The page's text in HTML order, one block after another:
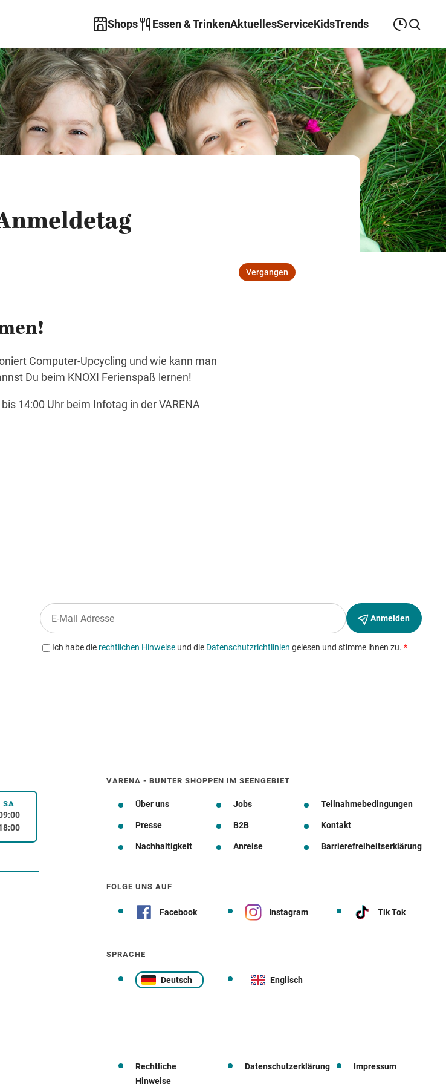
Shops Essen & TrinkenAktuellesServiceKidsTrends
Suche schließenMontag
MONTAG 09:00—19:00
Dienstag
DIENSTAG 09:00— 19:00
Mittwoch
MITTWOCH 09:00—19:00
09:00—19:00
09:00—19:00
09:00—18:00
Vergangen
Computer-Upcycling und wie kann man
Du beim KNOXI Ferienspaß lernen!
14:00 Uhr beim Infotag in der VARENA
SASamstag
VARENA - BUNTER SHOPPEN IM SEENGEBIET
Über uns Jobs Teilnahmebedingungen
Presse B2B Kontakt
Nachhaltigkeit Anreise Barrierefreiheitserklärung
FOLGE UNS AUF
Facebook Instagram Tik Tok
SPRACHE
Deutsch Englisch
Rechtliche
Hinweise
Datenschutzerklärung Impressum